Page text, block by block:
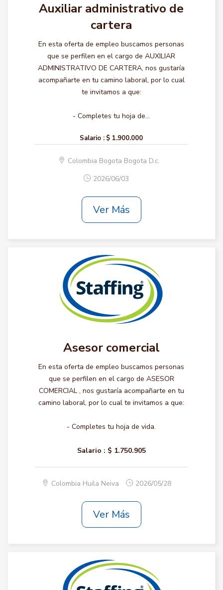
Auxiliar administrativo de
cartera
En esta oferta de empleo buscamos personas
que se perfilen en el cargo de AUXILIAR
ADMINISTRATIVO DE CARTERA, nos gustaría
acompañarte en tu camino laboral, por lo cual
te invitamos a que:
- Completes tu hoja de...
Salario : $ 1.900.000
Colombia Bogota Bogota D.c.
2026/06/03
Ver Más
Asesor comercial
En esta oferta de empleo buscamos personas
que se perfilen en el cargo de ASESOR
COMERCIAL , nos gustaría acompañarte en tu
camino laboral, por lo cual te invitamos a que:
- Completes tu hoja de vida.
Salario : $ 1.750.905
Colombia Huila Neiva 2026/05/28
Ver Más